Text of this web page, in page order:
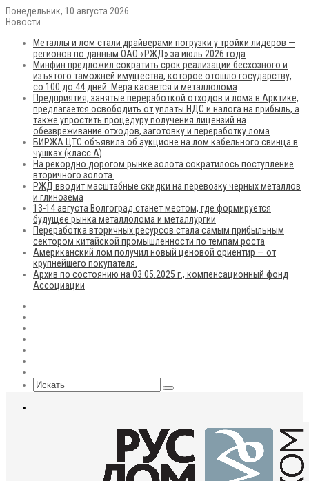
Понедельник, 10 августа 2026
Новости
Металлы и лом стали драйверами погрузки у тройки лидеров —
регионов по данным ОАО «РЖД» за июль 2026 года
Минфин предложил сократить срок реализации бесхозного и
изъятого таможней имущества, которое отошло государству,
со 100 до 44 дней. Мера касается и металлолома
Предприятия, занятые переработкой отходов и лома в Арктике,
предлагается освободить от уплаты НДС и налога на прибыль, а
также упростить процедуру получения лицензий на
обезвреживание отходов, заготовку и переработку лома
БИРЖА ЦТС объявила об аукционе на лом кабельного свинца в
чушках (класс А)
На рекордно дорогом рынке золота сократилось поступление
вторичного золота.
РЖД вводит масштабные скидки на перевозку черных металлов
и глинозема
13-14 августа Волгоград станет местом, где формируется
будущее рынка металлолома и металлургии
Переработка вторичных ресурсов стала самым прибыльным
сектором китайской промышленности по темпам роста
Американский лом получил новый ценовой ориентир — от
крупнейшего покупателя.
Архив по состоянию на 03.05.2025 г., компенсационный фонд
Ассоциации
Искать